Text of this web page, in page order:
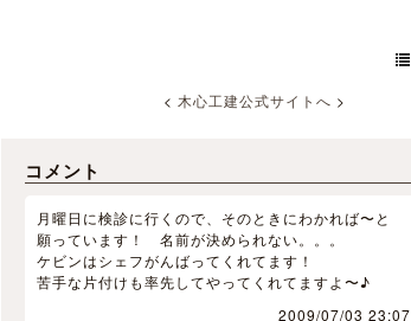
< 木心工建公式サイトへ >
コメント
月曜日に検診に行くので、そのときにわかれば〜と
願っています！ 名前が決められない。。。
ケビンはシェフがんばってくれてます！
苦手な片付けも率先してやってくれてますよ〜♪
2009/07/03 23:07